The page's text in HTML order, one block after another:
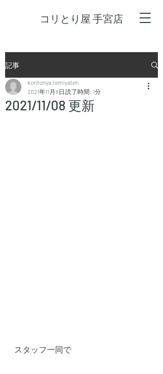
コリとり屋 手宮店
記事
2021/11/08 更新
koritoriya.temiyaten
2021年11月8日 読了時間: 1分
スタッフ一同で